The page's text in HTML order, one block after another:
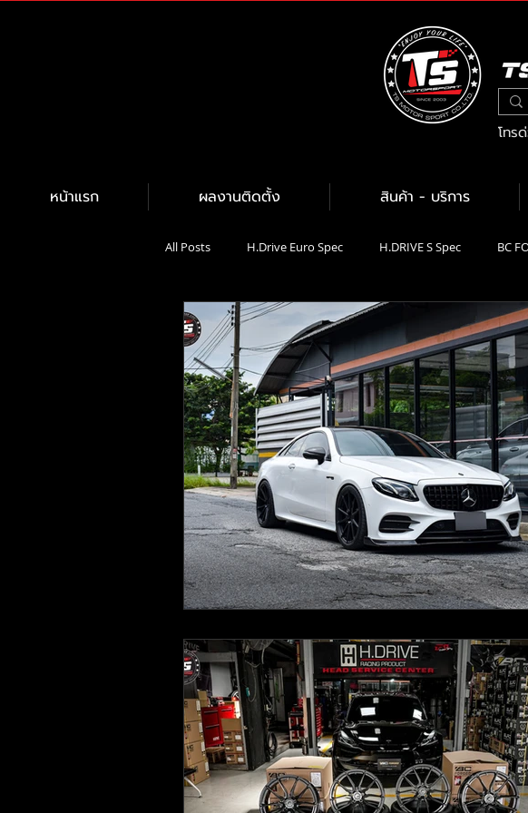
โทร
หน้าแรก ผลงานติดตั้ง สินค้า - บริการ
All Posts H.Drive Euro Spec H.DRIVE S Spec BC
H.DRIVE BRAKE KIT Brembo KW suspension
น้ำมันเครื่อง Motul Michelin Custom Carbon
Brembo Vossen IPE H.DRIVE R Spec
FIXTION DESIGN FULL CUSTOM WHEELS KONIG